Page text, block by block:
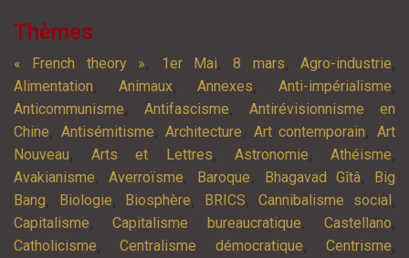
Thèmes
« French theory », 1er Mai,8 mars, Agro-industrie,
Alimentation, Animaux,Annexes,Anti-impérialisme,
Anticommunisme, Antifascisme, Antirévisionnisme en
Chine, Antisémitisme,Architecture, Art contemporain,Art
Nouveau,Arts et Lettres, Astronomie,Athéisme,
Avakianisme,Averroïsme, Baroque, Bhagavad Gîtâ,
Big
Bang, Biologie, Biosphère, BRICS,Cannibalisme social ,
Capitalisme,Capitalisme bureaucratique,Castellano,
Catholicisme,Centralisme démocratique,Centrisme,